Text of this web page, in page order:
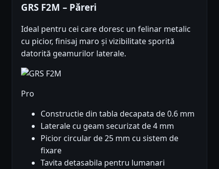
GRS F2M – Păreri
Ideal pentru cei care doresc un felinar metalic
cu picior, finisaj maro și vizibilitate sporită
datorită geamurilor laterale.
Pro
Constructie din tabla decapata de 0.6 mm
Laterale cu geam securizat de 4 mm
Picior circular de 25 mm cu sistem de
fixare
Tavita detasabila pentru lumanari